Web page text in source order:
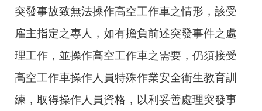
突發事故致無法操作高空工作車之情形，該受
雇主指定之專人， 如有擔負前述突發事件之處
理工作，並操作高空工作車之需要，仍須接受
高空工作車操作人員特殊作業安全衛生教育訓
練，取得操作人員資格，以利妥善處理突發事